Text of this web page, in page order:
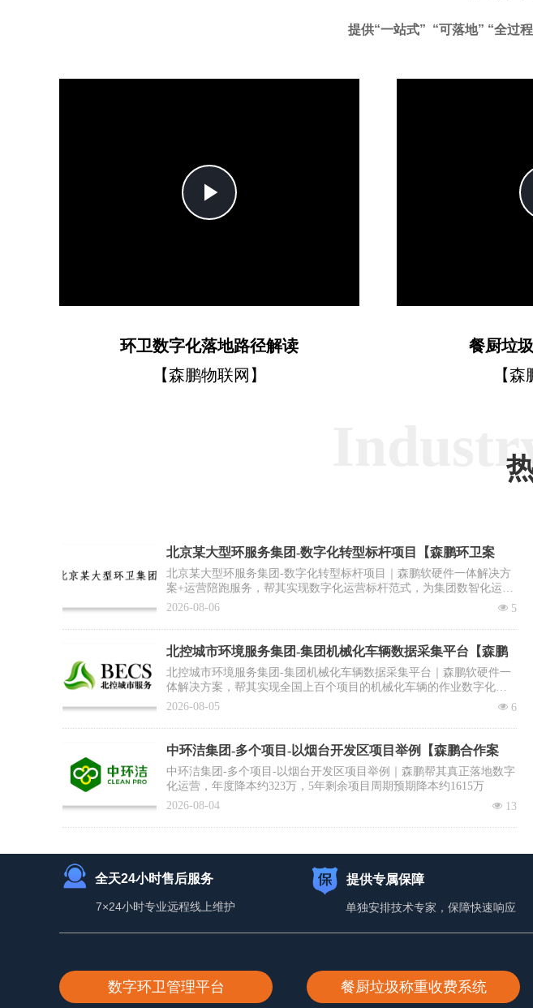
提供“一站式” “可落地” “全过
Play
环卫数字化落地路径解读
【森鹏物联网】
餐厨垃
【森
北京某大型环服务集团-数字化转型标杆项目【森鹏环卫案
例】
北京某大型环服务集团-数字化转型标杆项目｜森鹏软硬件一体解决方
案+运营陪跑服务，帮其实现数字化运营标杆范式，为集团数智化运营
推广复制提供标杆范式
넶 5
2026-08-06
北控城市环境服务集团-集团机械化车辆数据采集平台【森鹏
合作案例】
北控城市环境服务集团-集团机械化车辆数据采集平台｜森鹏软硬件一
体解决方案，帮其实现全国上百个项目的机械化车辆的作业数字化，
为集团数智化运营打好基础
넶 6
2026-08-05
中环洁集团-多个项目-以烟台开发区项目举例【森鹏合作案
例】
中环洁集团-多个项目-以烟台开发区项目举例｜森鹏帮其真正落地数字
化运营，年度降本约323万，5年剩余项目周期预期降本约1615万
넶 13
2026-08-04
全天24小时售后服务
7×24小时专业远程线上维护
提供专属保障
单独安排技术专家，保障快速响应
数字环卫管理平台 餐厨垃圾称重收费系统